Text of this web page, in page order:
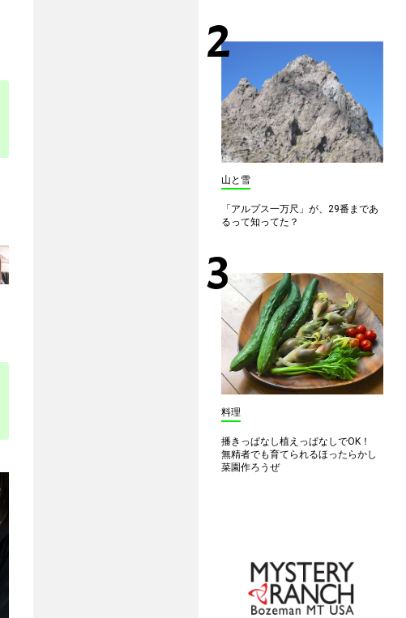
山と雪
「アルプス一万尺」が、29番まであ
るって知ってた？
料理
播きっぱなし植えっぱなしでOK！
無精者でも育てられるほったらかし
菜園作ろうぜ